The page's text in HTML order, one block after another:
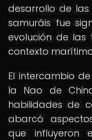
desarrollo de
samuráis fue
evolución de
contexto
El intercambio
la Nao de
habilidades de
abarcó
que